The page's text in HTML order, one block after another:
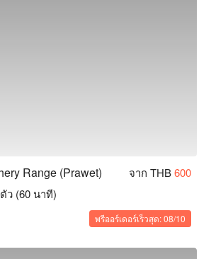
Range (Prawet) จาก THB600
ว (60 นาที)
พรีออร์เดอร์เร็วสุด: 08/10